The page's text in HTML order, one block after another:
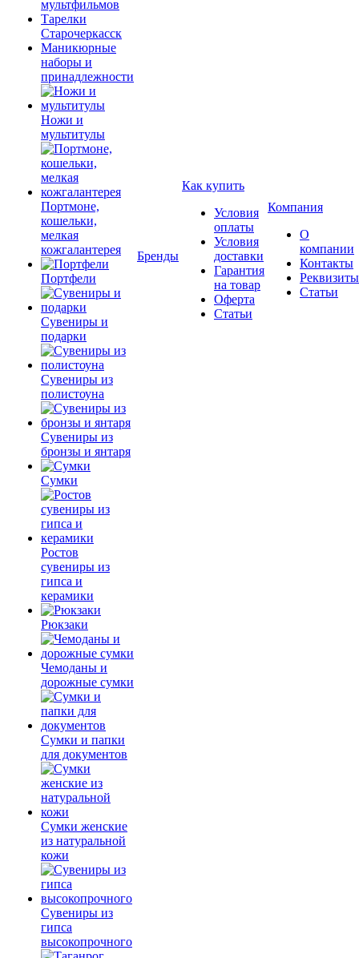
мультфильмов
Тарелки
Старочеркасск
Маникюрные
наборы и
принадлежности
Ножи и
мультитулы
Портмоне,
кошельки,
мелкая
кожгалантерея
Портфели
Сувениры и
подарки
Сувениры из
полистоуна
Сувениры из
бронзы и янтаря
Сумки
Ростов
сувениры из
гипса и
керамики
Рюкзаки
Чемоданы и
дорожные сумки
Сумки и папки
для документов
Сумки женские
из натуральной
кожи
Сувениры из
гипса
высокопрочного
Бренды
Как купить
Условия
оплаты
Условия
доставки
Гарантия
на товар
Оферта
Статьи
Компания
О
компании
Контакты
Реквизиты
Статьи